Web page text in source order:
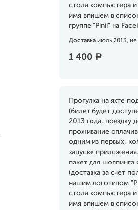
стола компьютера
имя впишем в
группе "Pinii" на
Доставка июль 2013, не
1 400 a
Прогулка на яхте
(билет будет
2013 года, поездку
проживание
одним из первых,
запуске
пакет для шоппинга
(доставка за счет
нашим логотипом
стола компьютера
имя впишем в